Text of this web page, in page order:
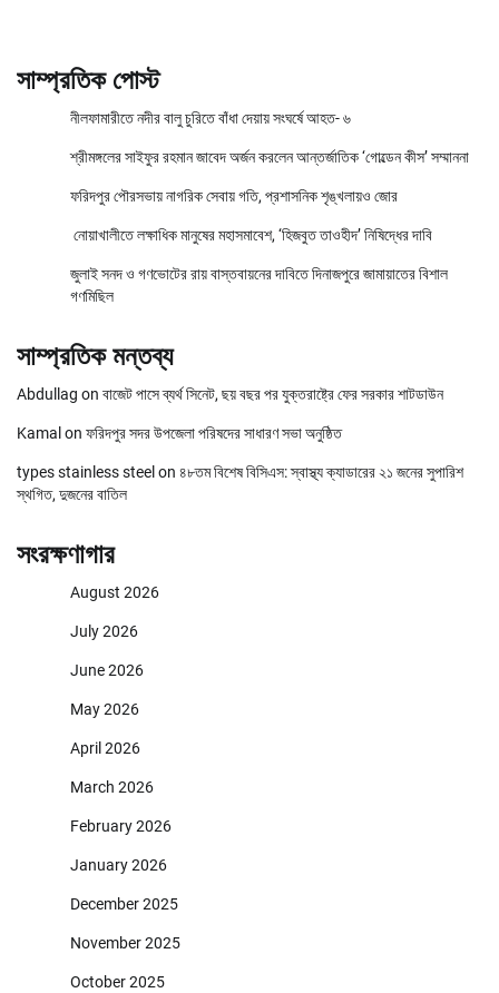
সাম্প্রতিক পোস্ট
নীলফামারীতে নদীর বালু চুরিতে বাঁধা দেয়ায় সংঘর্ষে আহত- ৬
শ্রীমঙ্গলের সাইফুর রহমান জাবেদ অর্জন করলেন আন্তর্জাতিক ‘গোল্ডেন কীস’ সম্মাননা
ফরিদপুর পৌরসভায় নাগরিক সেবায় গতি, প্রশাসনিক শৃঙ্খলায়ও জোর
নোয়াখালীতে লক্ষাধিক মানুষের মহাসমাবেশ, ‘হিজবুত তাওহীদ’ নিষিদ্ধের দাবি
জুলাই সনদ ও গণভোটের রায় বাস্তবায়নের দাবিতে দিনাজপুরে জামায়াতের বিশাল
গণমিছিল
সাম্প্রতিক মন্তব্য
Abdullag on বাজেট পাসে ব্যর্থ সিনেট, ছয় বছর পর যুক্তরাষ্ট্রে ফের সরকার শাটডাউন
Kamal on ফরিদপুর সদর উপজেলা পরিষদের সাধারণ সভা অনুষ্ঠিত
types stainless steel on ৪৮তম বিশেষ বিসিএস: স্বাস্থ্য ক্যাডারের ২১ জনের সুপারিশ
স্থগিত, দুজনের বাতিল
সংরক্ষণাগার
August 2026
July 2026
June 2026
May 2026
April 2026
March 2026
February 2026
January 2026
December 2025
November 2025
October 2025